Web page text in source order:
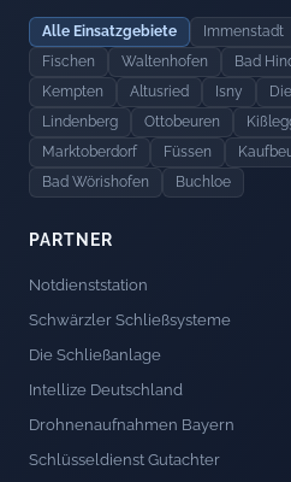
Alle Einsatzgebiete Immenstadt
Fischen
Waltenhofen Bad
Kempten
Altusried Isny
Lindenberg
Ottobeuren
Marktoberdorf
Füssen
Bad Wörishofen
Buchloe
PARTNER
Notdienststation
Schwärzler Schließsysteme
Die Schließanlage
Intellize Deutschland
Drohnenaufnahmen Bayern
Schlüsseldienst Gutachter